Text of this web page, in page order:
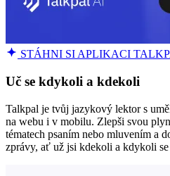
STÁHNI SI APLIKACI
Uč se kdykoli a kdekoli
Talkpal je tvůj jazykový lektor s
na webu i v mobilu. Zlepši svou
tématech psaním nebo mluvením a
zprávy, ať už jsi kdekoli a kdykoli